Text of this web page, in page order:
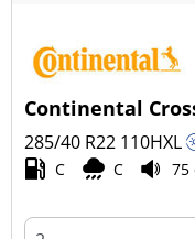
Continental
285/40 R22 110HXL
C C 75